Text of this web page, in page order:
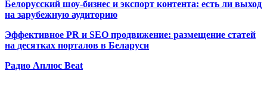
Белорусский шоу-бизнес и экспорт контента: есть ли выход
на зарубежную аудиторию
Эффективное PR и SEO продвижение: размещение статей
на десятках порталов в Беларуси
Радио Аплюс Beat